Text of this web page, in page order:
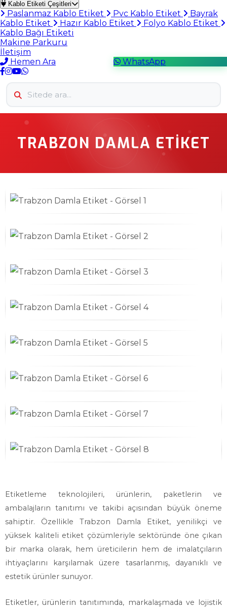
Kablo Etiketi Çeşitleri
Paslanmaz Kablo Etiket Pvc Kablo Etiket
Bayrak
Kablo Etiket
Hazır Kablo Etiket
Folyo Kablo Etiket
Kablo Bağı Etiketi
Makine Parkuru
İletişim
Hemen Ara
WhatsApp
TRABZON DAMLA ETIKET
Etiketleme teknolojileri, ürünlerin, paketlerin ve
ambalajların tanıtımı ve takibi açısından büyük öneme
sahiptir. Özellikle Trabzon Damla Etiket, yenilikçi ve
yüksek kaliteli etiket çözümleriyle sektöründe öne çıkan
bir marka olarak, hem üreticilerin hem de imalatçıların
ihtiyaçlarını karşılamak üzere tasarlanmış, dayanıklı ve
estetik ürünler sunuyor.
Etiketler, ürünlerin tanıtımında, markalaşmada ve lojistik